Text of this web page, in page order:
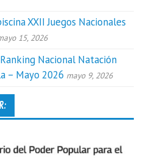
XXII Juegos Nacionales
15, 2026
Nacional Natación
– Mayo 2026 mayo 9, 2026